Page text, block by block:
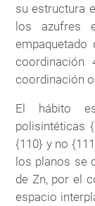
su estructura
los azufres
coordinación
El hábito
polisintéticas
{110} y no
los planos se
de Zn, por el
espacio